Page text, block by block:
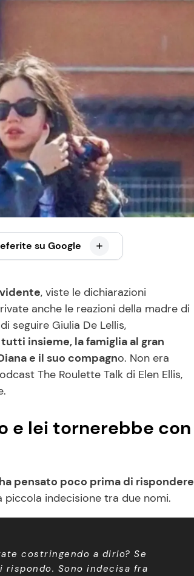
su Google
, viste le dichiarazioni
anche le reazioni della madre di
seguire Giulia De Lellis,
insieme, la famiglia al gran
e il suo compagno. Non era
The Roulette Talk di Elen Ellis,
e lei tornerebbe con
pensato poco prima di rispondere
indecisione tra due nomi.
costringendo a dirlo? Se
Sono indecisa fra